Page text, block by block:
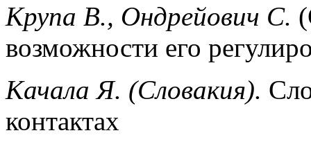
Крупа В., Ондрейович С.
возможности его
Качала Я. (Словакия).
контактах